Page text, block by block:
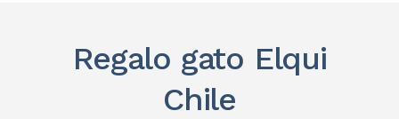
Regalo gato Elqui
Chile